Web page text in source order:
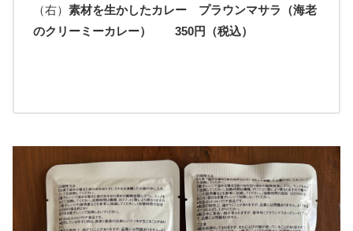
（右） 素材を生かしたカレー プラウンマサラ（海老
のクリーミーカレー） 350円（税込）